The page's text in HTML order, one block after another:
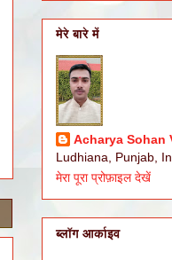
मेरे बारे में
Acharya Sohan
Ludhiana, Punjab,
मेरा पूरा प्रोफ़ाइल देखें
ब्लॉग आर्काइव